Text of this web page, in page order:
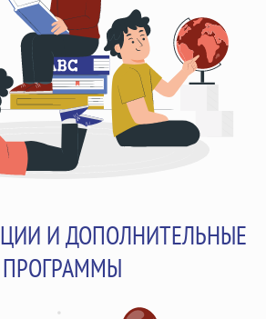
И ДОПОЛНИТЕЛЬНЫЕ
ПРОГРАММЫ